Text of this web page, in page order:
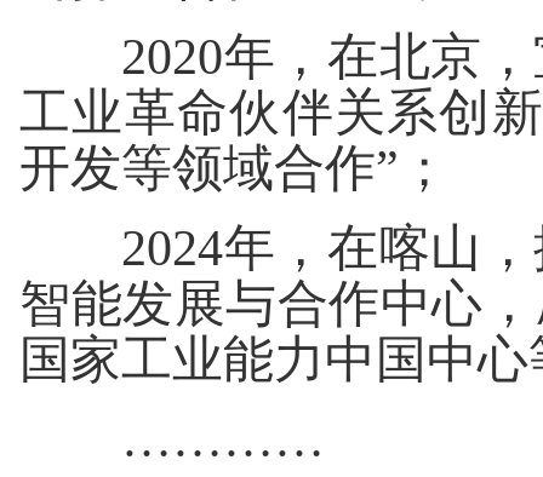
2020年，在北京，
工业革命伙伴关系创
开发等领域合作”；
2024年，在喀山，
智能发展与合作中心
国家工业能力中国中心
…………